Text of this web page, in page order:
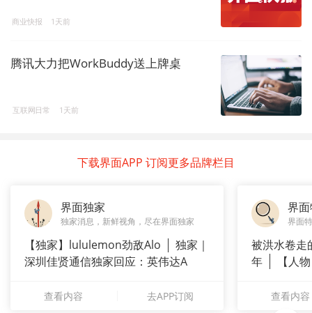
商业快报 1天前
腾讯大力把WorkBuddy送上牌桌
互联网日常 1天前
下载界面APP 订阅更多品牌栏目
界面独家
独家消息，新鲜视角，尽在界面独家
【独家】lululemon劲敌Alo
独家｜
深圳佳贤通信独家回应：英伟达A
查看内容 去APP订阅
界
界面
被洪水卷走
年
【人
查看内容